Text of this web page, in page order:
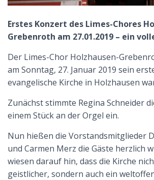
Erstes Konzert des Limes-Chores
Grebenroth am 27.01.2019 – ein
Der Limes-Chor Holzhausen-
am Sonntag, 27. Januar 2019 sein
evangelische Kirche in Holzhausen
Zunächst stimmte Regina Schneider
einem Stück an der Orgel ein.
Nun hießen die Vorstandsmitglieder
und Carmen Merz die Gäste herzlich
wiesen darauf hin, dass die Kirche
geistlicher, sondern auch ein